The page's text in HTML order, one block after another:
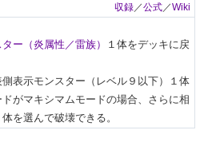
収録 ／公式 ／Wiki
ー（炎属性／雷族）
１体をデッキに戻
側表示モンスター（レベル９以下）１体
がマキシマムモードの場合、さらに相
を選んで破壊できる。